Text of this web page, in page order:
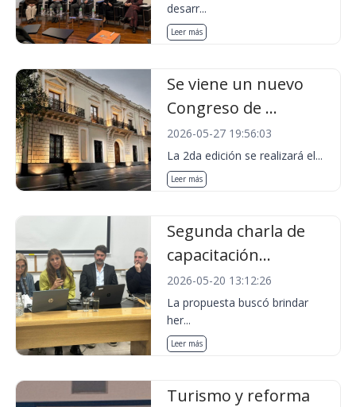
desarr...
Leer más
Se viene un nuevo
Congreso de ...
2026-05-27 19:56:03
La 2da edición se realizará el...
Leer más
Segunda charla de
capacitación...
2026-05-20 13:12:26
La propuesta buscó brindar
her...
Leer más
Turismo y reforma